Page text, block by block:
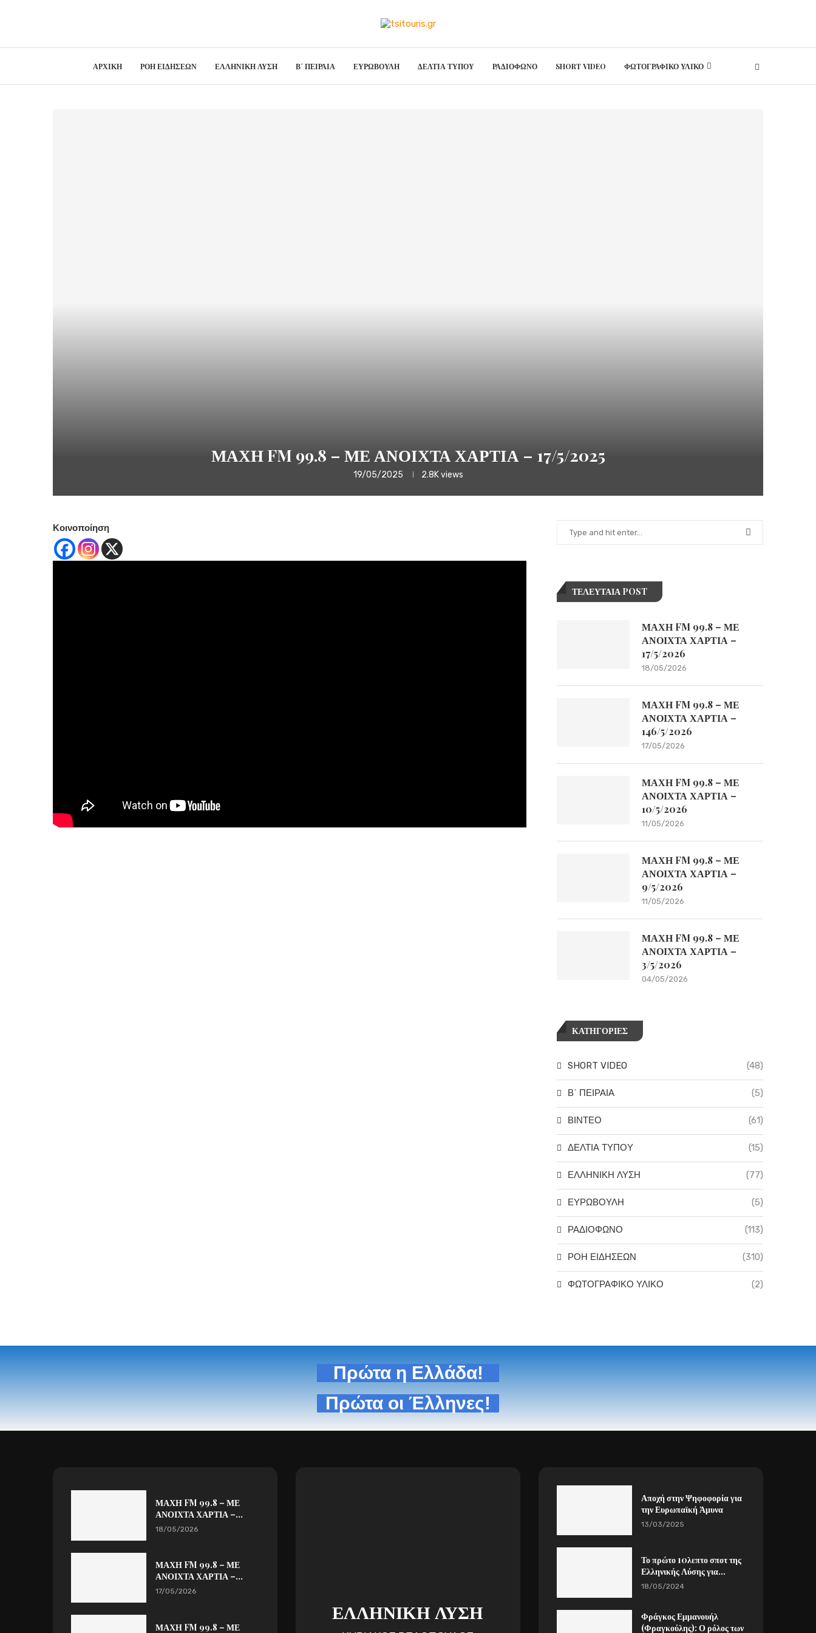
ΑΡΧΙΚΗ ΡΟΗ ΕΙΔΗΣΕΩΝ ΕΛΛΗΝΙΚΗ ΛΥΣΗ Β΄ ΠΕΙΡΑΙΑ ΕΥΡΩΒΟΥΛΗ ΔΕΛΤΙΑ ΤΥΠΟΥ ΡΑΔΙΟΦΩΝΟ SHORT VIDEO ΦΩΤΟΓΡΑΦΙΚΟ ΥΛΙΚΟ
ΜΑΧΗ FM 99.8 – ΜΕ ΑΝΟΙΧΤΑ ΧΑΡΤΙΑ – 17/5/2025
19/05/2025 2.8Kviews
Κοινοποίηση
ΤΕΛΕΥΤΑΙΑ POST
ΜΑΧΗ FM 99.8 – ΜΕ
ΑΝΟΙΧΤΑ ΧΑΡΤΙΑ –
17/5/2026
18/05/2026
ΜΑΧΗ FM 99.8 – ΜΕ
ΑΝΟΙΧΤΑ ΧΑΡΤΙΑ –
146/5/2026
17/05/2026
ΜΑΧΗ FM 99.8 – ΜΕ
ΑΝΟΙΧΤΑ ΧΑΡΤΙΑ –
10/5/2026
11/05/2026
ΜΑΧΗ FM 99.8 – ΜΕ
ΑΝΟΙΧΤΑ ΧΑΡΤΙΑ –
9/5/2026
11/05/2026
ΜΑΧΗ FM 99.8 – ΜΕ
ΑΝΟΙΧΤΑ ΧΑΡΤΙΑ –
3/5/2026
04/05/2026
ΚΑΤΗΓΟΡΙΕΣ
SHORT VIDEO (48)
Β΄ ΠΕΙΡΑΙΑ (5)
ΒΙΝΤΕΟ (61)
ΔΕΛΤΙΑ ΤΥΠΟΥ (15)
ΕΛΛΗΝΙΚΗ ΛΥΣΗ (77)
ΕΥΡΩΒΟΥΛΗ (5)
ΡΑΔΙΟΦΩΝΟ (113)
ΡΟΗ ΕΙΔΗΣΕΩΝ (310)
ΦΩΤΟΓΡΑΦΙΚΟ ΥΛΙΚΟ (2)
Πρώτα η Ελλάδα!
Πρώτα οι Έλληνες!
ΜΑΧΗ FM 99.8 – ΜΕ
ΑΝΟΙΧΤΑ ΧΑΡΤΙΑ –...
18/05/2026
ΜΑΧΗ FM 99.8 – ΜΕ
ΑΝΟΙΧΤΑ ΧΑΡΤΙΑ –...
17/05/2026
ΜΑΧΗ FM 99.8 – ΜΕ
ΕΛΛΗΝΙΚΗ ΛΥΣΗ
Αποχή στην Ψηφοφορία για
την Ευρωπαϊκή Άμυνα
13/03/2025
Το πρώτο 10λεπτο σποτ της
Ελληνικής Λύσης για...
18/05/2024
Φράγκος Εμμανουήλ
(Φραγκούλης): Ο ρόλος των